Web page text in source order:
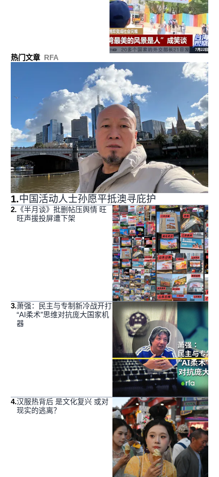
热门文章 RFA
1.中国活动人士孙愿平抵澳寻庇护
2. 《半月谈》批删帖压舆情 旺
旺声援投屏遭下架
3.萧强：民主与专制新冷战开打
“AI柔术”思维对抗庞大国家机
器
4.汉服热背后 是文化复兴 或对
现实的逃离？